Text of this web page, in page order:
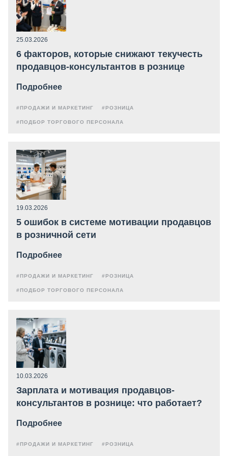
25.03.2026
6 факторов, которые снижают текучесть
продавцов-консультантов в рознице
Подробнее
#ПРОДАЖИ И МАРКЕТИНГ #РОЗНИЦА
#ПОДБОР ТОРГОВОГО ПЕРСОНАЛА
19.03.2026
5 ошибок в системе мотивации продавцов
в розничной сети
Подробнее
#ПРОДАЖИ И МАРКЕТИНГ #РОЗНИЦА
#ПОДБОР ТОРГОВОГО ПЕРСОНАЛА
10.03.2026
Зарплата и мотивация продавцов-
консультантов в рознице: что работает?
Подробнее
#ПРОДАЖИ И МАРКЕТИНГ #РОЗНИЦА